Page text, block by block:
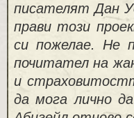
писателят Дан
прави този
си пожелае. Не
почитател на
и
да мога лично